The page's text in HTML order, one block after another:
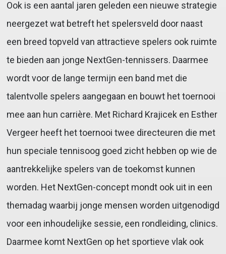
Ook is een aantal jaren geleden een nieuwe strategie
neergezet wat betreft het spelersveld door naast
een breed topveld van attractieve spelers ook ruimte
te bieden aan jonge NextGen-tennissers. Daarmee
wordt voor de lange termijn een band met die
talentvolle spelers aangegaan en bouwt het toernooi
mee aan hun carrière. Met Richard Krajicek en Esther
Vergeer heeft het toernooi twee directeuren die met
hun speciale tennisoog goed zicht hebben op wie de
aantrekkelijke spelers van de toekomst kunnen
worden. Het NextGen-concept mondt ook uit in een
themadag waarbij jonge mensen worden uitgenodigd
voor een inhoudelijke sessie, een rondleiding, clinics.
Daarmee komt NextGen op het sportieve vlak ook